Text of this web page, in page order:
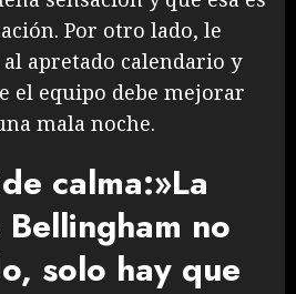
Por otro lado, le
apretado calendario y
el equipo debe mejorar
mala noche.
calma:»La
no
solo hay que